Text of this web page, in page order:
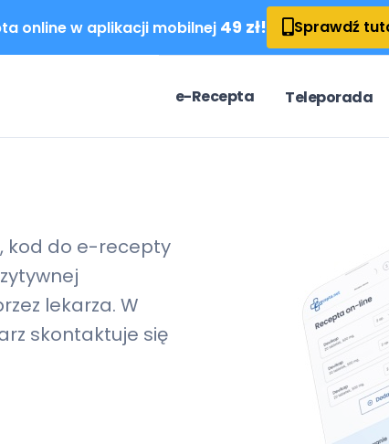
online w aplikacji mobilnej 49 zł! Sprawdź
e-Recepta Teleporada
kod do e-recepty
lekarza. W
skontaktuje się